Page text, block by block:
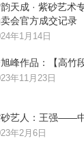
天成 · 紫砂艺术
会官方成交记录
年1月14日
峰作品：【高竹
年11月23日
艺人：王强——
年2月6日